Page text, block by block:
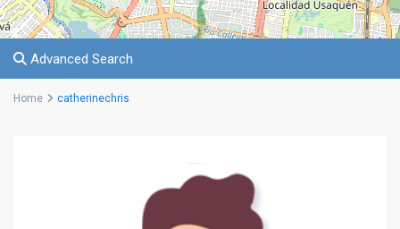
Advanced Search
Home catherinechris